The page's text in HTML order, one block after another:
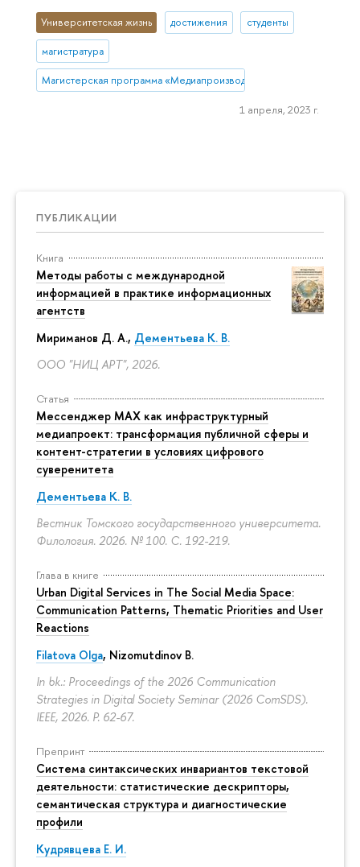
ПУБЛИКАЦИИ
Книга
Методы работы с международной
информацией в практике информационных
агентств
Мириманов Д. А., Дементьева К. В.
ООО "НИЦ АРТ", 2026.
Статья
Мессенджер MAX как инфраструктурный
медиапроект: трансформация публичной сферы и
контент-стратегии в условиях цифрового
суверенитета
Дементьева К. В.
Вестник Томского государственного университета.
Филология. 2026. № 100. С. 192-219.
Глава в книге
Urban Digital Services in The Social Media Space:
Communication Patterns, Thematic Priorities and User
Reactions
Filatova Olga, Nizomutdinov B.
In bk.: Proceedings of the 2026 Communication
Strategies in Digital Society Seminar (2026 ComSDS).
IEEE, 2026. P. 62-67.
Препринт
Система синтаксических инвариантов текстовой
деятельности: статистические дескрипторы,
семантическая структура и диагностические
профили
Кудрявцева Е. И.
Университетская жизнь достижения студенты
магистратура
Магистерская программа «Медиапроизводство и медиааналитика»
1 апреля, 2023 г.